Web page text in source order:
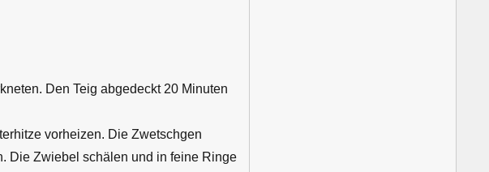
Den Teig abgedeckt 20 Minuten
vorheizen. Die Zwetschgen
Die Zwiebel schälen und in feine Ringe